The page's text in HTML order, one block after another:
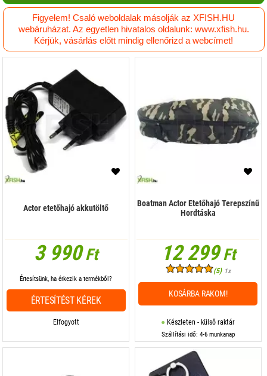
Figyelem! Csaló weboldalak másolják az XFISH.HU
webáruházat. Az egyetlen hivatalos oldalunk: www.xfish.hu.
Kérjük, vásárlás előtt mindig ellenőrizd a webcímet!
Actor etetőhajó akkutöltő
3 990Ft
Elfogyott
Értesítsünk, ha érkezik a termékből?
ÉRTESÍTÉST KÉREK
Boatman Actor Etetőhajó Terepszínű
Hordtáska
12 299Ft
(5) 1x
Készleten - külső raktár
Szállítási idő: 4-6 munkanap
KOSÁRBA RAKOM!